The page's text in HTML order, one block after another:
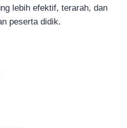
lebih efektif, terarah, dan
peserta didik.